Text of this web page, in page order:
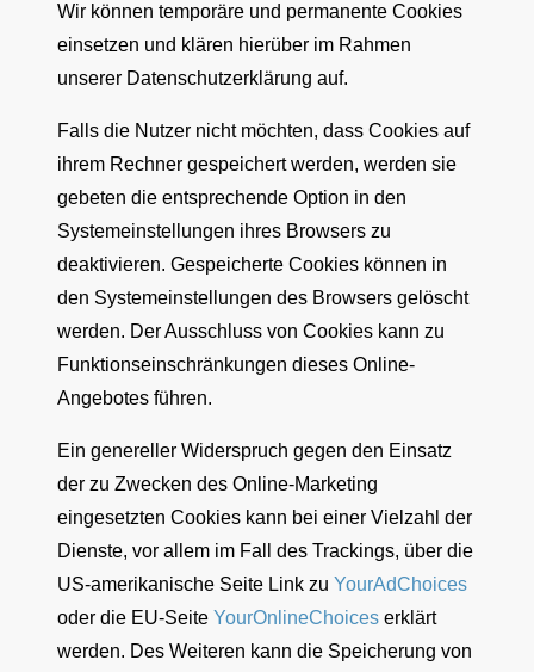
Wir können temporäre und permanente Cookies
einsetzen und klären hierüber im Rahmen
unserer Datenschutzerklärung auf.
Falls die Nutzer nicht möchten, dass Cookies auf
ihrem Rechner gespeichert werden, werden sie
gebeten die entsprechende Option in den
Systemeinstellungen ihres Browsers zu
deaktivieren. Gespeicherte Cookies können in
den Systemeinstellungen des Browsers gelöscht
werden. Der Ausschluss von Cookies kann zu
Funktionseinschränkungen dieses Online-
Angebotes führen.
Ein genereller Widerspruch gegen den Einsatz
der zu Zwecken des Online-Marketing
eingesetzten Cookies kann bei einer Vielzahl der
Dienste, vor allem im Fall des Trackings, über die
US-amerikanische Seite Link zu YourAdChoices
oder die EU-Seite YourOnlineChoices erklärt
werden. Des Weiteren kann die Speicherung von